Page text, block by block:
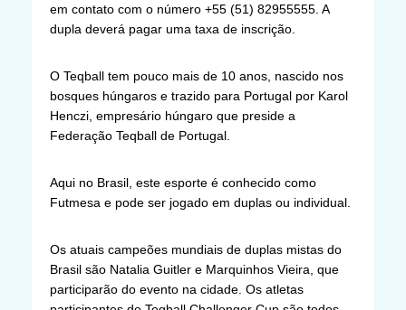
em contato com o número +55 (51) 82955555. A
dupla deverá pagar uma taxa de inscrição.
O Teqball tem pouco mais de 10 anos, nascido nos
bosques húngaros e trazido para Portugal por Karol
Henczi, empresário húngaro que preside a
Federação Teqball de Portugal.
Aqui no Brasil, este esporte é conhecido como
Futmesa e pode ser jogado em duplas ou individual.
Os atuais campeões mundiais de duplas mistas do
Brasil são Natalia Guitler e Marquinhos Vieira, que
participarão do evento na cidade. Os atletas